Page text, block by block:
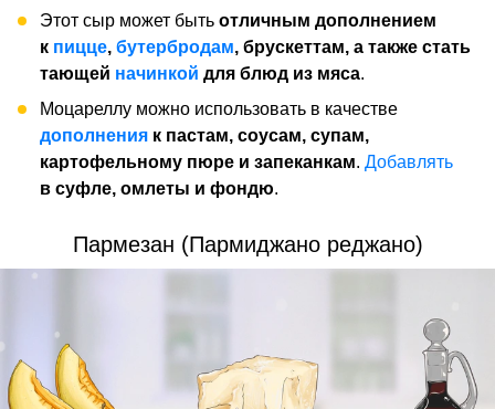
Этот сыр может быть отличным дополнением
к пицце, бутербродам, брускеттам, а также стать
тающей начинкой для блюд из мяса.
Моцареллу можно использовать в качестве
дополнения к пастам, соусам, супам,
картофельному пюре и запеканкам. Добавлять
в суфле, омлеты и фондю.
Пармезан (Пармиджано реджано)